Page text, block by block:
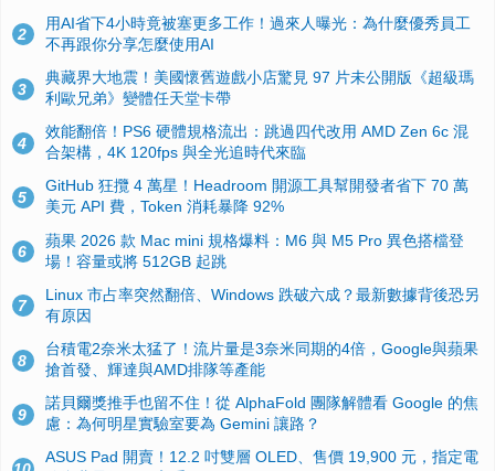
2
用AI省下4小時竟被塞更多工作！過來人曝光：為什麼優秀員工
不再跟你分享怎麼使用AI
3
典藏界大地震！美國懷舊遊戲小店驚見 97 片未公開版《超級瑪
利歐兄弟》變體任天堂卡帶
4
效能翻倍！PS6 硬體規格流出：跳過四代改用 AMD Zen 6c 混
合架構，4K 120fps 與全光追時代來臨
5
GitHub 狂攬 4 萬星！Headroom 開源工具幫開發者省下 70 萬
美元 API 費，Token 消耗暴降 92%
6
蘋果 2026 款 Mac mini 規格爆料：M6 與 M5 Pro 異色搭檔登
場！容量或將 512GB 起跳
7
Linux 市占率突然翻倍、Windows 跌破六成？最新數據背後恐另
有原因
8
台積電2奈米太猛了！流片量是3奈米同期的4倍，Google與蘋果
搶首發、輝達與AMD排隊等產能
9
諾貝爾獎推手也留不住！從 AlphaFold 團隊解體看 Google 的焦
慮：為何明星實驗室要為 Gemini 讓路？
ASUS Pad 開賣！12.2 吋雙層 OLED、售價 19,900 元，指定電